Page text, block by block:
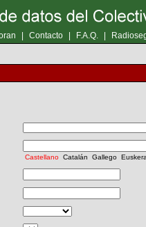
Contacto F.A.Q.
Castellano Catalán Gallego